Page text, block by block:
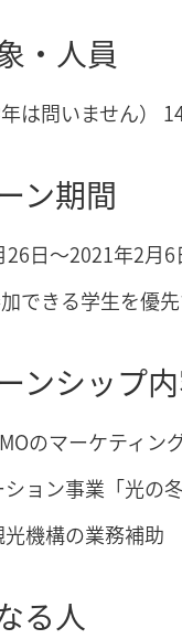
・人員
は問いません）
ン期間
日～2021年2月6
できる学生を優
ンシップ
のマーケティン
ョン事業「光の
機構の業務補助
る人